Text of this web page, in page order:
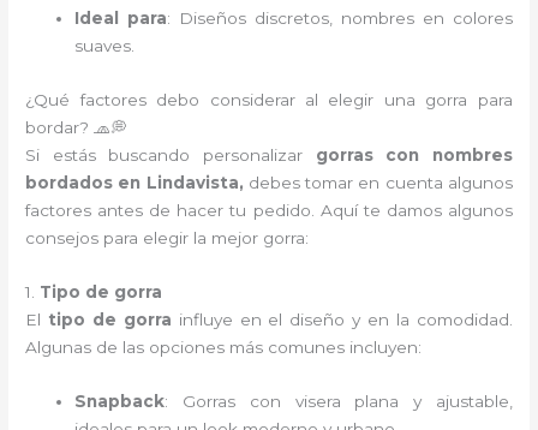
Ideal para: Diseños discretos, nombres en colores
suaves.
¿Qué factores debo considerar al elegir una gorra para
bordar? 🧢💭
Si estás buscando personalizar gorras con nombres
bordados en Lindavista, debes tomar en cuenta algunos
factores antes de hacer tu pedido. Aquí te damos algunos
consejos para elegir la mejor gorra:
1. Tipo de gorra
El tipo de gorra influye en el diseño y en la comodidad.
Algunas de las opciones más comunes incluyen:
Snapback: Gorras con visera plana y ajustable,